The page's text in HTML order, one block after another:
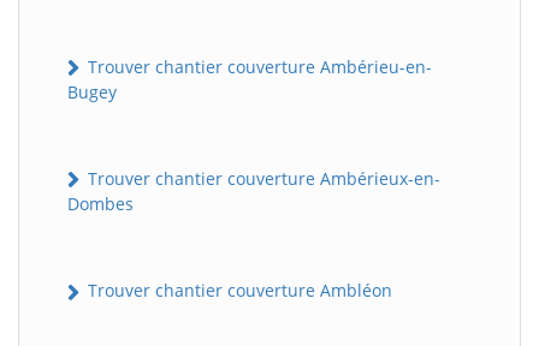
Trouver chantier couverture Ambérieu-en-
Bugey
Trouver chantier couverture Ambérieux-en-
Dombes
Trouver chantier couverture Ambléon